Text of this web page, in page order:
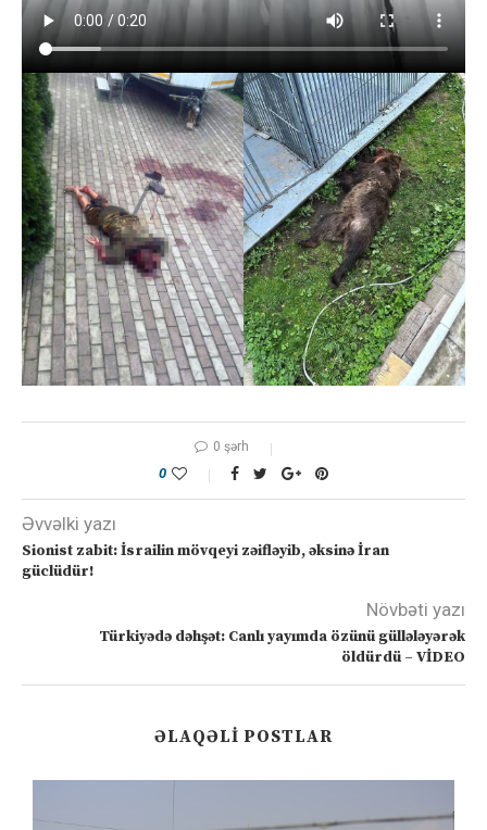
0 şərh
0
Əvvəlki yazı
Sionist zabit: İsrailin mövqeyi zəifləyib, əksinə İran
güclüdür!
Növbəti yazı
Türkiyədə dəhşət: Canlı yayımda özünü güllələyərək
öldürdü – VİDEO
ƏLAQƏLI POSTLAR